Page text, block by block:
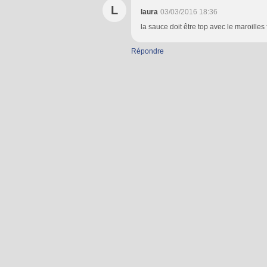
L laura 03/03/2016 18:36
la sauce doit être top avec le maroilles
Répondre